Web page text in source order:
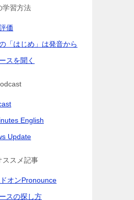
学習方法
価
「はじめ」は発音から
スを聞く
English
Update
スメ記事
オンPronounce
スの探し方